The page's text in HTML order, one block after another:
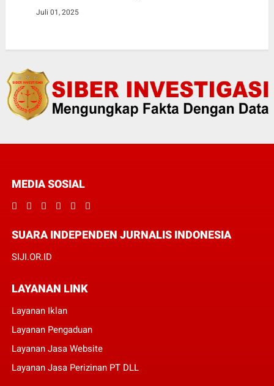
Juli 01, 2025
MEDIA SOSIAL
SUARA INDEPENDEN JURNALIS INDONESIA
SIJI.OR.ID
LAYANAN LINK
Layanan Iklan
Layanan Pengaduan
Layanan Jasa Website
Layanan Jasa Perizinan PT DLL